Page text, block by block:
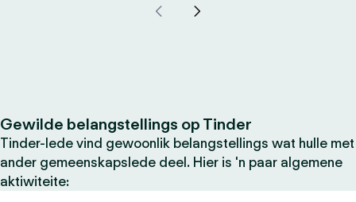
Gewilde belangstellings op Tinder
Tinder-lede vind gewoonlik belangstellings wat hulle met
ander gemeenskapslede deel. Hier is 'n paar algemene
aktiwiteite: